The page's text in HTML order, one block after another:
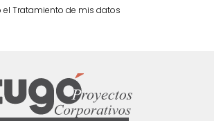
el Tratamiento de mis datos